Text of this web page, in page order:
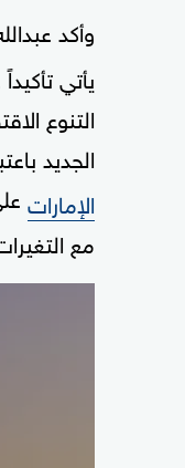
وأكد
يأتي
التنوع
الجديد
الإمارات
مع